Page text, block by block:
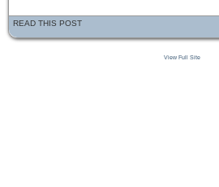
READ THIS POST
View Full Site